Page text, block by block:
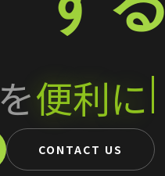
を便利に
CONTACT US